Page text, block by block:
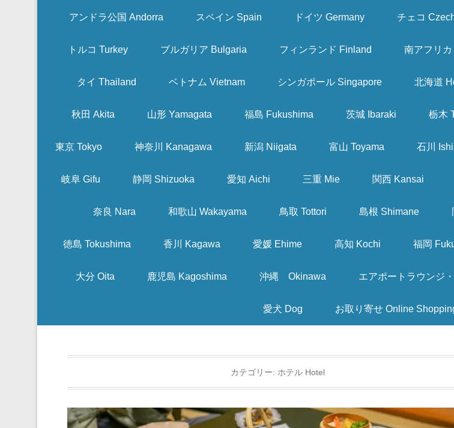
アンドラ公国 Andorra スペイン Spain ドイツ Germany チェコ
トルコ Turkey ブルガリア Bulgaria フィンランド Finland 南アフリ
タイ Thailand ベトナム Vietnam シンガポール Singapore 北海道
秋田 Akita 山形 Yamagata 福島 Fukushima 茨城 Ibaraki 栃木
東京 Tokyo 神奈川 Kanagawa 新潟 Niigata 富山 Toyama 石川
岐阜 Gifu 静岡 Shizuoka 愛知 Aichi 三重 Mie 関西 Kansai
奈良 Nara 和歌山 Wakayama 鳥取 Tottori 島根 Shimane
徳島 Tokushima 香川 Kagawa 愛媛 Ehime 高知 Kochi 福岡
大分 Oita 鹿児島 Kagoshima 沖縄 Okinawa エアポートラウンジ
愛犬 Dog お取り寄せ Online
カテゴリー: ホテル Hotel